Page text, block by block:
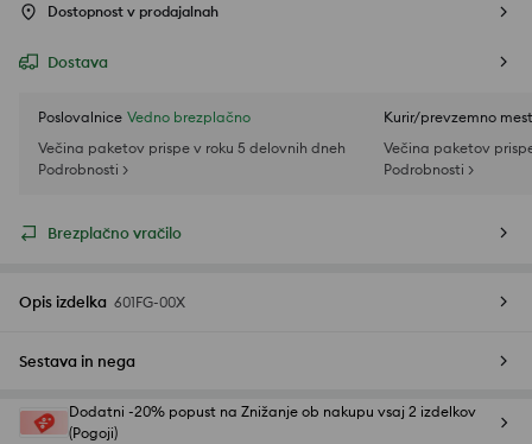
Dostopnost v prodajalnah
Dostava
Poslovalnice Vedno brezplačno
Večina paketov prispe v roku 5 delovnih dneh
Podrobnosti >
Kurir/prevzemno
Večina paketov
Podrobnosti >
Brezplačno vračilo
Opis izdelka 601FG-00X
Sestava in nega
Dodatni -20% popust na Znižanje ob nakupu vsaj 2 izdelkov
(Pogoji)